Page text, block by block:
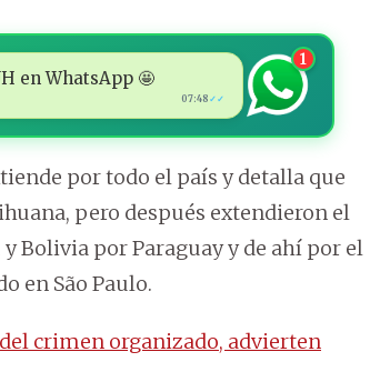
en WhatsApp 🤩
07:48 ✓✓
1
por todo el país y detalla que
pero después extendieron el
Bolivia por Paraguay y de ahí por el
en São Paulo.
crimen organizado, advierten